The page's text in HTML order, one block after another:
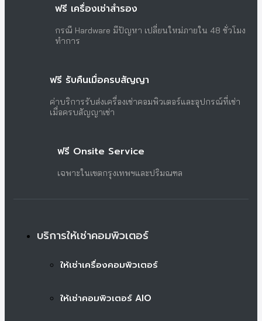
ฟรี เครื่องเช่าสำรอง
กรณี Hardware มีปัญหา เปลี่ยนใหม่ภายใน 48 ชั่วโมง
ทำการ
ฟรี รับคืนเมื่อครบสัญญา
ค่าบริการรับส่งเครื่องเช่าคอมพิวเตอร์และอุปกรณ์ที่เช่า
เมื่อครบสัญญาเช่า
ฟรี Onsite Service
เฉพาะในเขตกรุงเทพฯและปริมณฑล
บริการให้เช่าคอมพิวเตอร์
ให้เช่าเครื่องคอมพิวเตอร์
ให้เช่าคอมพิวเตอร์ AIO